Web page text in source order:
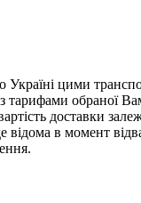
Україні цими
з тарифами обраної
доставки
відома в момент